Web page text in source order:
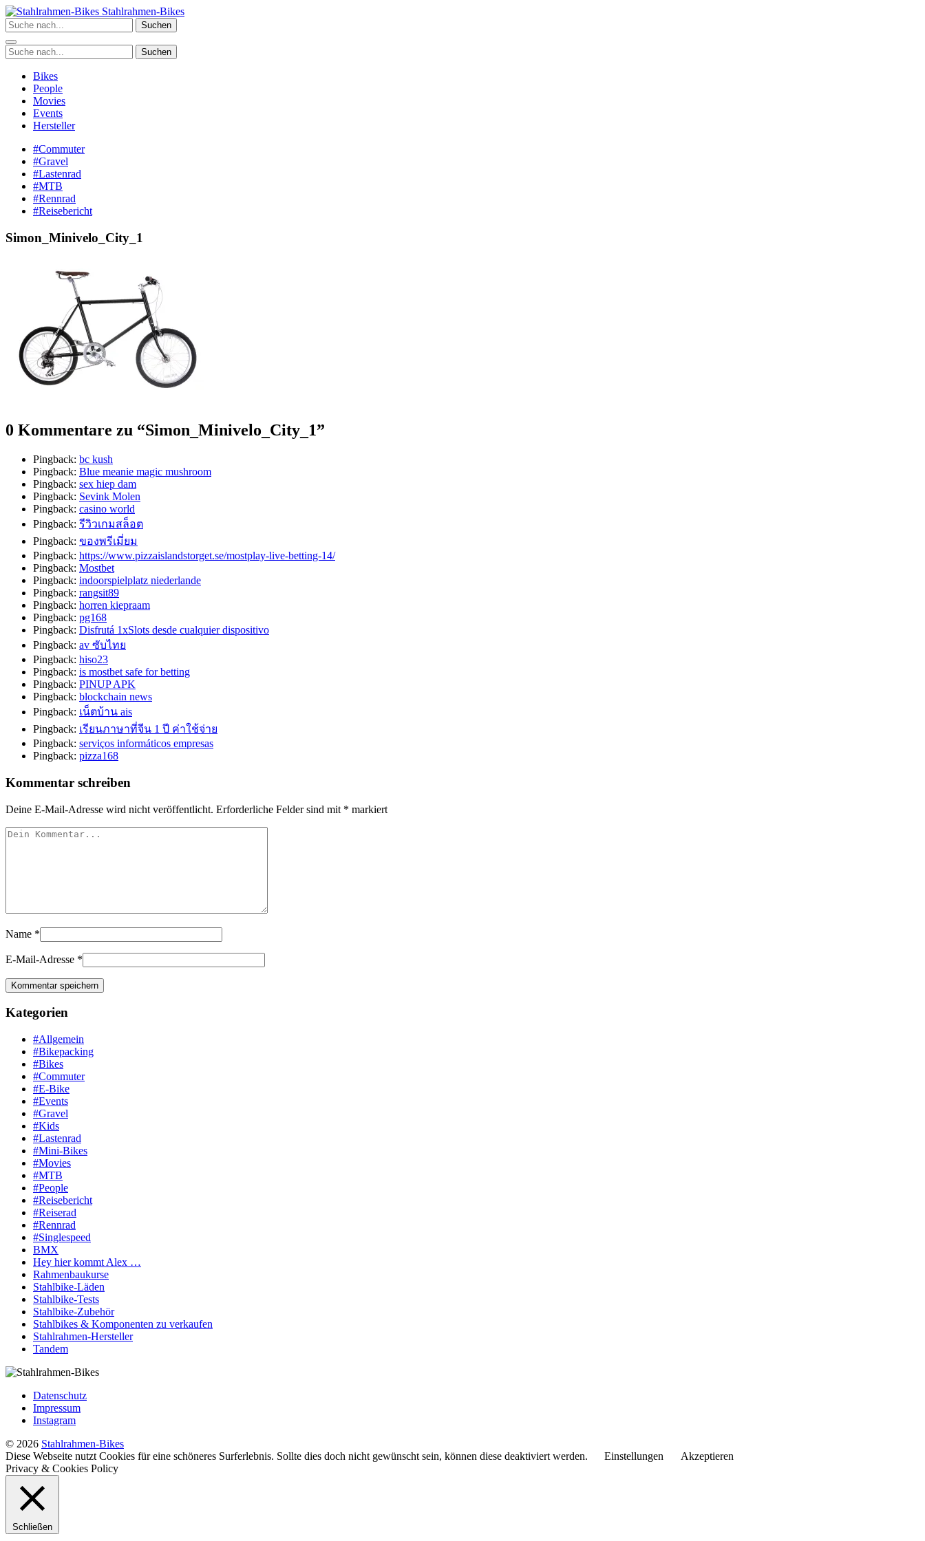
Zum
Inhalt
springen
Stahlrahmen-Bikes
Suchen
Suchen
Bikes
People
Movies
Events
Hersteller
#Commuter
#Gravel
#Lastenrad
#MTB
#Rennrad
#Reisebericht
Simon_Minivelo_City_1
0 Kommentare zu “Simon_Minivelo_City_1”
Pingback: bc kush
Pingback: Blue meanie magic mushroom
Pingback: sex hiep dam
Pingback: Sevink Molen
Pingback: casino world
Pingback: รีวิวเกมสล็อต
Pingback: ของพรีเมี่ยม
Pingback: https://www.pizzaislandstorget.se/mostplay-live-betting-14/
Pingback: Mostbet
Pingback: indoorspielplatz niederlande
Pingback: rangsit89
Pingback: horren kiepraam
Pingback: pg168
Pingback: Disfrutá 1xSlots desde cualquier dispositivo
Pingback: av ซับไทย
Pingback: hiso23
Pingback: is mostbet safe for betting
Pingback: PINUP APK
Pingback: blockchain news
Pingback: เน็ตบ้าน ais
Pingback: เรียนภาษาที่จีน 1 ปี ค่าใช้จ่าย
Pingback: serviços informáticos empresas
Pingback: pizza168
Kommentar schreiben
Deine E-Mail-Adresse wird nicht veröffentlicht. Erforderliche Felder sind mit * markiert
Name *
E-Mail-Adresse *
Kategorien
#Allgemein
#Bikepacking
#Bikes
#Commuter
#E-Bike
#Events
#Gravel
#Kids
#Lastenrad
#Mini-Bikes
#Movies
#MTB
#People
#Reisebericht
#Reiserad
#Rennrad
#Singlespeed
BMX
Hey hier kommt Alex …
Rahmenbaukurse
Stahlbike-Läden
Stahlbike-Tests
Stahlbike-Zubehör
Stahlbikes & Komponenten zu verkaufen
Stahlrahmen-Hersteller
Tandem
Datenschutz
Impressum
Instagram
© 2026 Stahlrahmen-Bikes
Diese Webseite nutzt Cookies für eine schöneres Surferlebnis. Sollte dies doch nicht gewünscht sein, können diese deaktiviert werden.
Einstellungen
Akzeptieren
Privacy & Cookies Policy
Schließen